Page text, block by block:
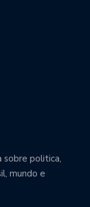
sobre politica,
mundo e